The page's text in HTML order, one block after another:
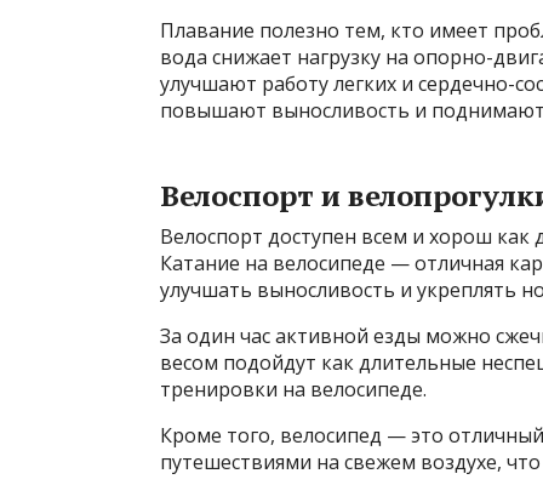
Плавание полезно тем, кто имеет
вода снижает нагрузку на опорно-
улучшают работу легких и сердечно-
повышают выносливость и
Велоспорт и
Велоспорт доступен всем и хорош
Катание на велосипеде — отличная
улучшать выносливость и укреплять
За один час активной езды можно
весом подойдут как длительные
тренировки на велосипеде.
Кроме того, велосипед — это
путешествиями на свежем воздухе,